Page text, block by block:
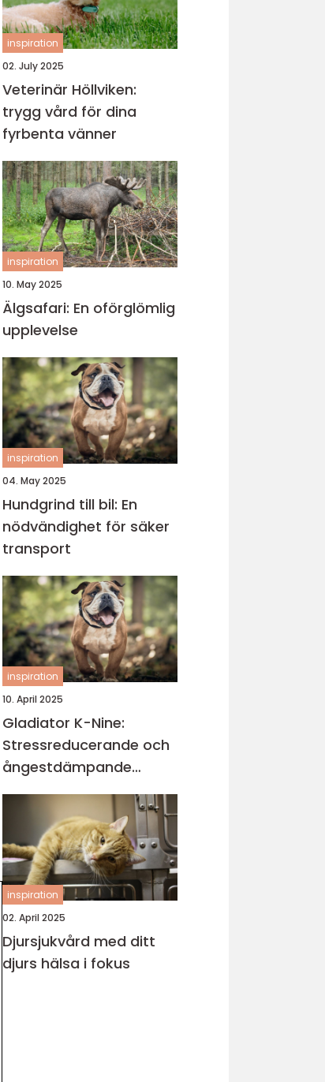
inspiration
02. July 2025
Veterinär Höllviken:
trygg vård för dina
fyrbenta vänner
inspiration
10. May 2025
Älgsafari: En oförglömlig
upplevelse
inspiration
04. May 2025
Hundgrind till bil: En
nödvändighet för säker
transport
inspiration
10. April 2025
Gladiator K-Nine:
Stressreducerande och
ångestdämpande
hundhalsband
inspiration
02. April 2025
Djursjukvård med ditt
djurs hälsa i fokus